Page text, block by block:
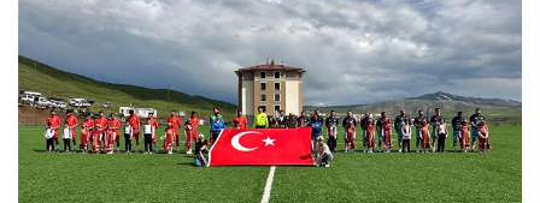
Kredi/Yurt E-
Ödeme